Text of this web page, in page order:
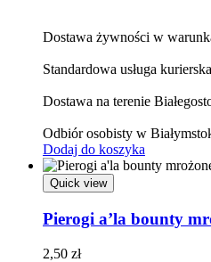
Dostawa żywności w
Standardowa usługa
Dostawa na terenie
Odbiór osobisty w
Dodaj do koszyka
Quick view
Pierogi a’la bounty
2,50 zł